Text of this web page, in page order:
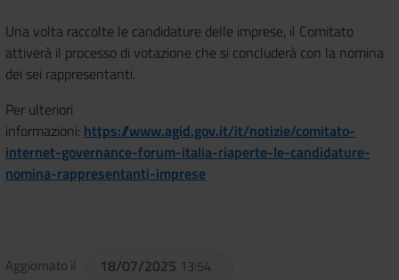
Una volta raccolte le candidature delle imprese, il Comitato
attiverà il processo di votazione che si concluderà con la nomina
dei sei rappresentanti.
Per ulteriori
informazioni: https://www.agid.gov.it/it/notizie/comitato-
internet-governance-forum-italia-riaperte-le-candidature-
nomina-rappresentanti-imprese
Aggiornato il 18/07/2025 13:54